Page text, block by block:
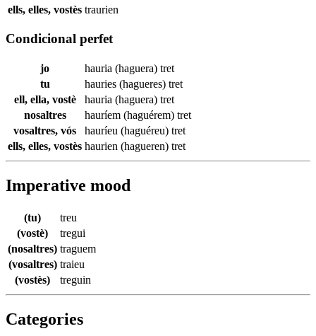
ells, elles, vostès traurien
Condicional perfet
jo hauria (haguera) tret
tu
hauries (hagueres) tret
ell, ella, vostè
hauria (haguera) tret
nosaltres
hauríem (haguérem) tret
vosaltres, vós
hauríeu (haguéreu) tret
ells, elles, vostès haurien (hagueren) tret
Imperative mood
(tu)
treu
(vostè)
tregui
(nosaltres) traguem
(vosaltres) traieu
(vostès)
treguin
Categories